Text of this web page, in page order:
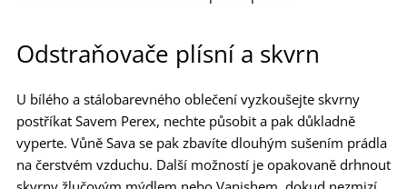
Odstraňovače plísní a skvrn
U bílého a stálobarevného oblečení vyzkoušejte skvrny
postříkat Savem Perex, nechte působit a pak důkladně
vyperte. Vůně Sava se pak zbavíte dlouhým sušením prádla
na čerstvém vzduchu. Další možností je opakovaně drhnout